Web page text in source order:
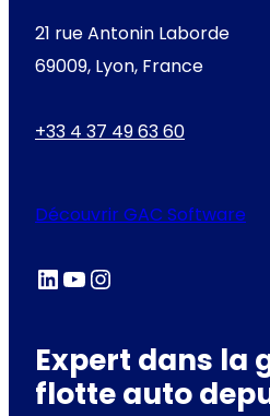
21 rue Antonin Laborde
69009, Lyon, France
+33 4 37 49 63 60
Découvrir GAC Software
LinkedIn YouTube Instagram
Expert dans la
flotte auto